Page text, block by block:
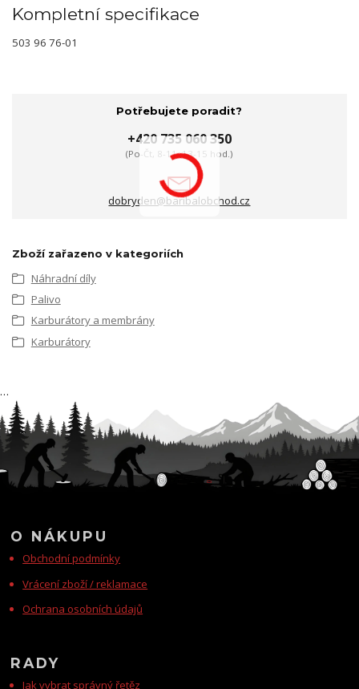
Kompletní specifikace
503 96 76-01
Potřebujete poradit?
+420 735 060 350
(Po-Čt, 8-11, 13-15 hod.)
dobryden@baribalobchod.cz
Zboží zařazeno v kategoriích
Náhradní díly
Palivo
Karburátory a membrány
Karburátory
O NÁKUPU
Obchodní podmínky
Vrácení zboží / reklamace
Ochrana osobních údajů
RADY
Jak vybrat správný řetěz
…